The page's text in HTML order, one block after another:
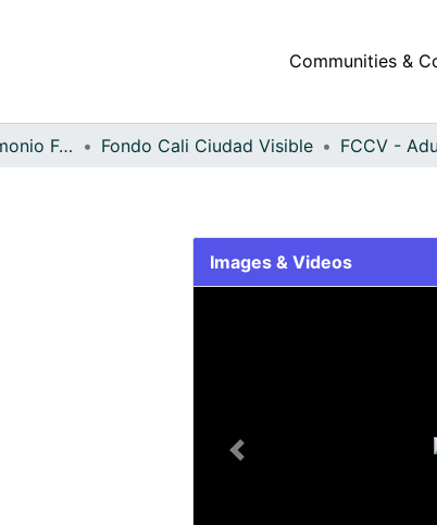
Communities &
Archivo del Patrimonio Fotográfico y Fílmico del Valle del Cauca Fondo Cali Ciudad Visible
Images & Videos
Previous